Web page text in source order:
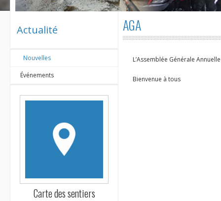
AGA
L’Assemblée Générale
Bienvenue à tous
Actualité
Nouvelles
Événements
Carte des sentiers